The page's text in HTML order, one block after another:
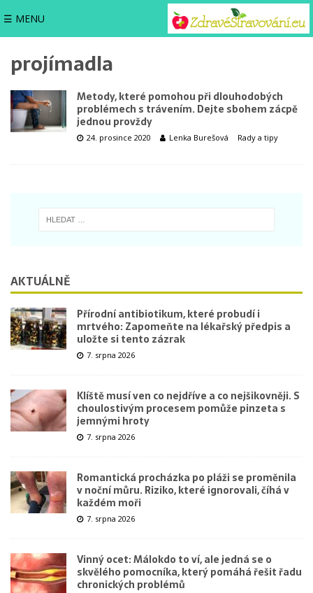
☰ MENU
projímadla
Metody, které pomohou při dlouhodobých
problémech s trávením. Dejte sbohem zácpě
jednou provždy
24. prosince 2020 Lenka Burešová Rady a tipy
AKTUÁLNĚ
Přírodní antibiotikum, které probudí i
mrtvého: Zapomeňte na lékařský předpis a
uložte si tento zázrak
7. srpna 2026
Klíště musí ven co nejdříve a co nejšikovněji. S
choulostivým procesem pomůže pinzeta s
jemnými hroty
7. srpna 2026
Romantická procházka po pláži se proměnila
v noční můru. Riziko, které ignorovali, číhá v
každém moři
7. srpna 2026
Vinný ocet: Málokdo to ví, ale jedná se o
skvělého pomocníka, který pomáhá řešit řadu
chronických problémů